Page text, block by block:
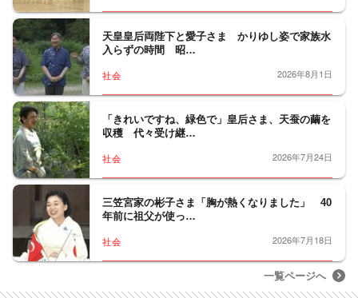
天皇皇后両陛下と愛子さま かりゆし姿で家族水
入らずの時間 昭…
社会 2026年8月1日
「きれいですね、緑色で」皇后さま、天蚕の繭を
収穫 代々受け継…
社会 2026年7月24日
三笠宮家の彬子さま「胸が熱くなりました」 40
年前に祖父が使っ…
社会 2026年7月18日
一覧ページへ